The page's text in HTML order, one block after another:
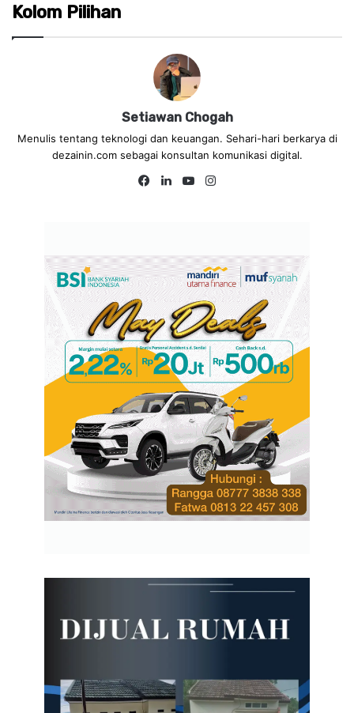
Kolom Pilihan
Setiawan Chogah
Menulis tentang teknologi dan keuangan. Sehari-hari berkarya di
dezainin.com sebagai konsultan komunikasi digital.
Fa
Lin
Yo